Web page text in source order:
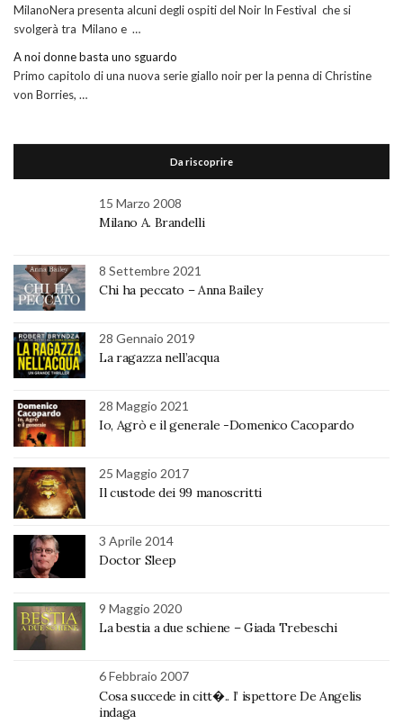
MilanoNera presenta alcuni degli ospiti del Noir In Festival che si
svolgerà tra Milano e …
A noi donne basta uno sguardo
Primo capitolo di una nuova serie giallo noir per la penna di Christine
von Borries, …
Da riscoprire
15 Marzo 2008
Milano A. Brandelli
8 Settembre 2021
Chi ha peccato – Anna Bailey
28 Gennaio 2019
La ragazza nell’acqua
28 Maggio 2021
Io, Agrò e il generale -Domenico Cacopardo
25 Maggio 2017
Il custode dei 99 manoscritti
3 Aprile 2014
Doctor Sleep
9 Maggio 2020
La bestia a due schiene – Giada Trebeschi
6 Febbraio 2007
Cosa succede in citt�.. l’ ispettore De Angelis
indaga